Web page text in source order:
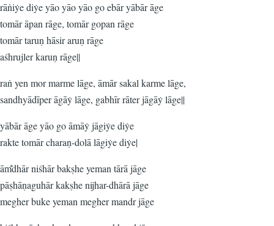
rāṅiẏe diẏe yāo yāo yāo go ebār yābār āge
tomār āpan rāge, tomār gopan rāge
tomār taruṇ hāsir aruṇ rāge
aśhrujler karuṇ rāge||
raṅ yen mor marme lāge, āmār sakal karme lāge,
sandhyādīper āgāẏ lāge, gabhīr rāter jāgāẏ lāge||
yābār āge yāo go āmāẏ jāgiẏe diẏe
rakte tomār charaṇ-dolā lāgiẏe diẏe|
ām̐dhār niśhār bakṣhe yeman tārā jāge
pāṣhāṇaguhār kakṣhe nijhar-dhārā jāge
megher buke yeman megher mandr jāge